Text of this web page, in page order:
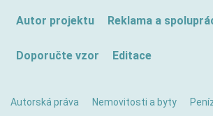
Autor projektu Reklama a
Doporučte vzor Editace
Autorská práva Nemovitosti a byty